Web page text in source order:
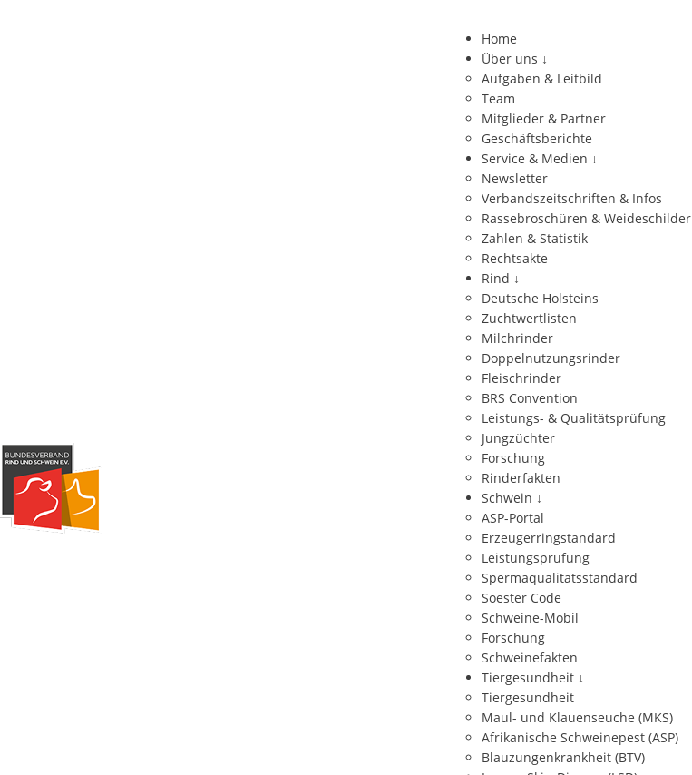
Home
Über uns ↓
Aufgaben & Leitbild
Team
Mitglieder & Partner
Geschäftsberichte
Service & Medien ↓
Newsletter
Verbandszeitschriften & Infos
Rassebroschüren & Weideschilder
Zahlen & Statistik
Rechtsakte
Rind ↓
Deutsche Holsteins
Zuchtwertlisten
Milchrinder
Doppelnutzungsrinder
Fleischrinder
BRS Convention
Leistungs- & Qualitätsprüfung
Jungzüchter
Forschung
Rinderfakten
Schwein ↓
ASP-Portal
Erzeugerringstandard
Leistungsprüfung
Spermaqualitätsstandard
Soester Code
Schweine-Mobil
Forschung
Schweinefakten
Tiergesundheit ↓
Tiergesundheit
Maul- und Klauenseuche (MKS)
Afrikanische Schweinepest (ASP)
Blauzungenkrankheit (BTV)